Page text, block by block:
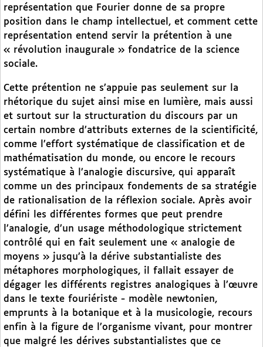
représentation que Fourier donne de sa propre
position dans le champ intellectuel, et comment cette
représentation entend servir la prétention à une
« révolution inaugurale » fondatrice de la science
sociale.
Cette prétention ne s’appuie pas seulement sur la
rhétorique du sujet ainsi mise en lumière, mais aussi
et surtout sur la structuration du discours par un
certain nombre d’attributs externes de la scientificité,
comme l’effort systématique de classification et de
mathématisation du monde, ou encore le recours
systématique à l’analogie discursive, qui apparaît
comme un des principaux fondements de sa stratégie
de rationalisation de la réflexion sociale. Après avoir
défini les différentes formes que peut prendre
l’analogie, d’un usage méthodologique strictement
contrôlé qui en fait seulement une « analogie de
moyens » jusqu’à la dérive substantialiste des
métaphores morphologiques, il fallait essayer de
dégager les différents registres analogiques à l’œuvre
dans le texte fouriériste - modèle newtonien,
emprunts à la botanique et à la musicologie, recours
enfin à la figure de l’organisme vivant, pour montrer
que malgré les dérives substantialistes que ce